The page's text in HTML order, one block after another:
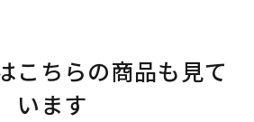
こちらの商品も見て
います